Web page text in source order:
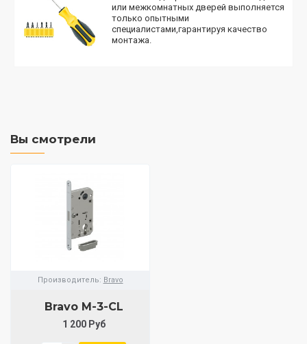
или межкомнатных дверей выполняется
только опытными
специалистами,гарантируя качество
монтажа.
Вы смотрели
Производитель: Bravo
Bravo M-3-CL
1 200 Руб